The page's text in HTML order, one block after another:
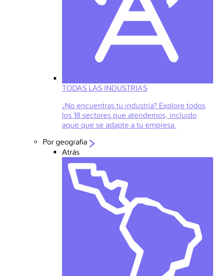
TODAS LAS INDUSTRIAS
¿No encuentras tu industria? Explore todos
los 18 sectores que atendemos, incluido
aque que se adapte a tu empresa.
Por geografia
Atrás